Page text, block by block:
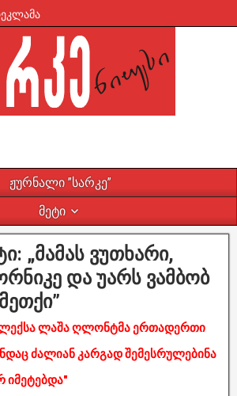
ჟურნალი ”სარკე”
მეტი
„მამას ვუთხარი,
და უარს ვამბობ
ლაშა ღლონტმა ერთადერთი
ძალიან კარგად შემესრულებინა
იმეტებდა"